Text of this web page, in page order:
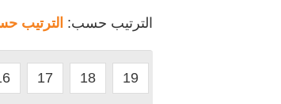
الترتيب حسب: الترتيب
17 18 19